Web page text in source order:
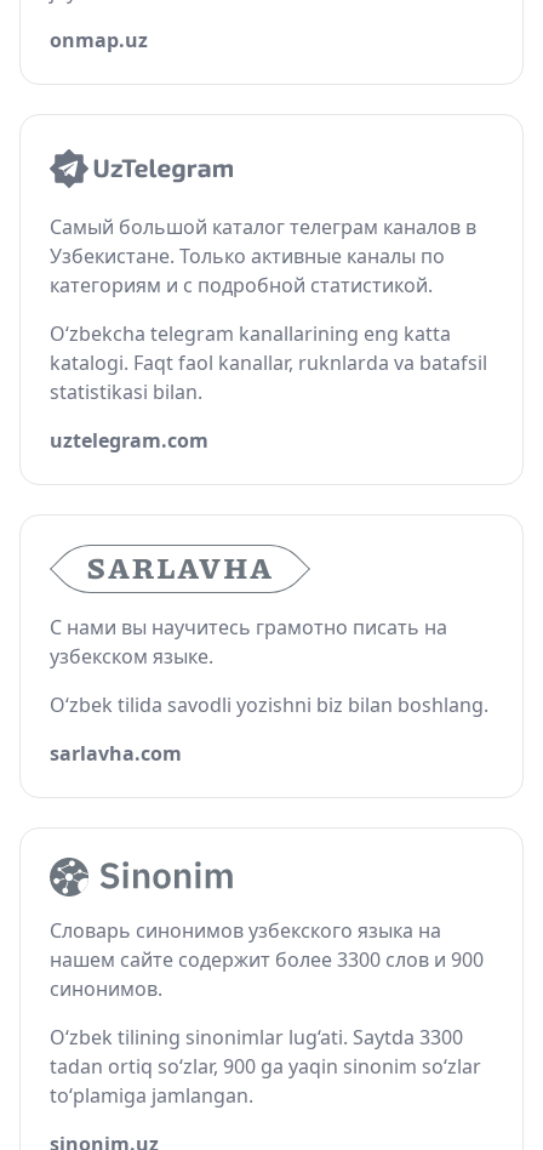
onmap.uz
Самый большой каталог телеграм каналов в
Узбекистане. Только активные каналы по
категориям и с подробной статистикой.
O‘zbekcha telegram kanallarining eng katta
katalogi. Faqt faol kanallar, ruknlarda va batafsil
statistikasi bilan.
uztelegram.com
С нами вы научитесь грамотно писать на
узбекском языке.
O‘zbek tilida savodli yozishni biz bilan boshlang.
sarlavha.com
Словарь синонимов узбекского языка на
нашем сайте содержит более 3300 слов и 900
синонимов.
O‘zbek tilining sinonimlar lug‘ati. Saytda 3300
tadan ortiq so‘zlar, 900 ga yaqin sinonim so‘zlar
to‘plamiga jamlangan.
sinonim.uz